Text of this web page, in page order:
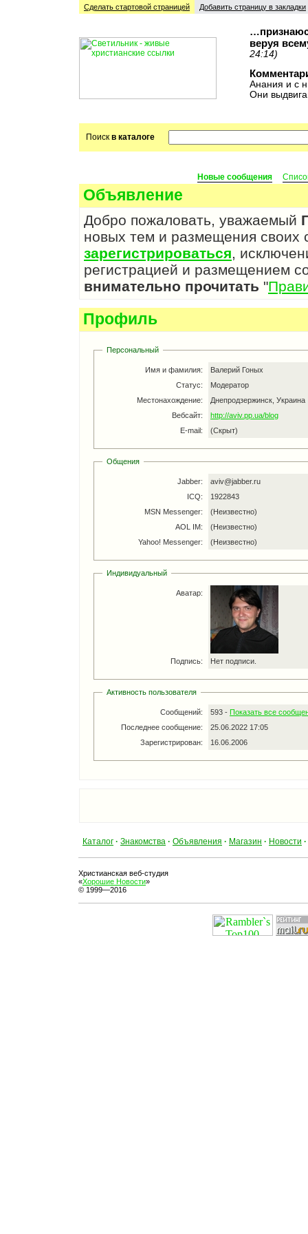
Сделать стартовой cтраницей Добавить страницу в закладки
веруя
24:14)
Анания и с
Они
Поиск в каталоге
Новые сообщения
Объявление
Добро пожаловать, уважаемый
новых тем и размещения
зарегистрироваться,
регистрацией и размещением
внимательно прочитать "
Профиль
Персональный
Имя и фамилия:
Валерий Гоных
Статус:
Модератор
Местонахождение:
Днепродзержинск, Украина
Вебсайт:
http://aviv.pp.ua/blog
E-mail:
(Скрыт)
Общения
Jabber:
aviv@jabber.ru
ICQ:
1922843
MSN Messenger:
(Неизвестно)
AOL IM:
(Неизвестно)
Yahoo! Messenger:
(Неизвестно)
Индивидуальный
Аватар:
Подпись: Нет подписи.
Активность пользователя
Сообщений: 593 - Показать все
Последнее сообщение:
25.06.2022 17:05
Зарегистрирован:
16.06.2006
Каталог · Знакомства · Объявления · Магазин · Новости ·
Христианская веб-студия
«Хорошие Новости»
© 1999—2016